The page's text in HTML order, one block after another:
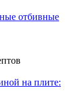
отбивные
на плите: